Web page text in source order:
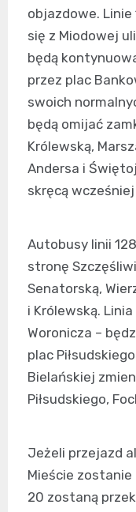
objazdowe. Linie
się z Miodowej
będą
przez plac
swoich
będą omijać
Królewską,
Andersa i
skręcą
Autobusy linii
stronę
Senatorską,
i Królewską.
Woronicza –
plac
Bielańskiej
Piłsudskiego,
Jeżeli przejazd
Mieście
20 zostaną